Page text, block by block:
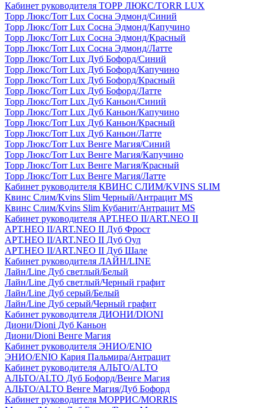
Кабинет руководителя ТОРР ЛЮКС/TORR LUX
Торр Люкс/Torr Lux Сосна Эдмонд/Синий
Торр Люкс/Torr Lux Сосна Эдмонд/Капучино
Торр Люкс/Torr Lux Сосна Эдмонд/Красный
Торр Люкс/Torr Lux Сосна Эдмонд/Латте
Торр Люкс/Torr Lux Дуб Бофорд/Синий
Торр Люкс/Torr Lux Дуб Бофорд/Капучино
Торр Люкс/Torr Lux Дуб Бофорд/Красный
Торр Люкс/Torr Lux Дуб Бофорд/Латте
Торр Люкс/Torr Lux Дуб Каньон/Синий
Торр Люкс/Torr Lux Дуб Каньон/Капучино
Торр Люкс/Torr Lux Дуб Каньон/Красный
Торр Люкс/Torr Lux Дуб Каньон/Латте
Торр Люкс/Torr Lux Венге Магия/Синий
Торр Люкс/Torr Lux Венге Магия/Капучино
Торр Люкс/Torr Lux Венге Магия/Красный
Торр Люкс/Torr Lux Венге Магия/Латте
Кабинет руководителя КВИНС СЛИМ/KVINS SLIM
Квинс Слим/Kvins Slim Черный/Антрацит MS
Квинс Слим/Kvins Slim Кубанит/Антрацит MS
Кабинет руководителя АРТ.НЕО II/ART.NEO II
АРТ.НЕО II/ART.NEO II Дуб Фрост
АРТ.НЕО II/ART.NEO II Дуб Оул
АРТ.НЕО II/ART.NEO II Дуб Шале
Кабинет руководителя ЛАЙН/LINE
Лайн/Line Дуб светлый/Белый
Лайн/Line Дуб светлый/Черный графит
Лайн/Line Дуб серый/Белый
Лайн/Line Дуб серый/Черный графит
Кабинет руководителя ДИОНИ/DIONI
Диони/Dioni Дуб Каньон
Диони/Dioni Венге Магия
Кабинет руководителя ЭНИО/ENIO
ЭНИО/ENIO Кария Пальмира/Антрацит
Кабинет руководителя АЛЬТО/ALTO
АЛЬТО/ALTO Дуб Бофорд/Венге Магия
АЛЬТО/ALTO Венге Магия/Дуб Бофорд
Кабинет руководителя МОРРИС/MORRIS